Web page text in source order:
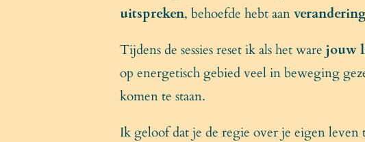
uitspreken, behoefde hebt aan
Tijdens de sessies reset ik als het ware jouw
op energetisch gebied veel in beweging
komen te staan.
Ik geloof dat je de regie over je eigen leven